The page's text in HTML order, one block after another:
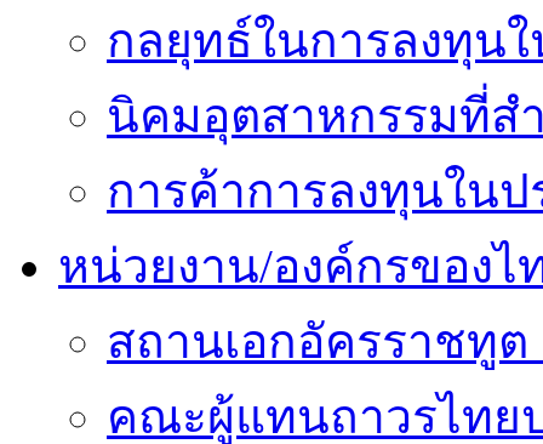
กลยุทธ์ในการลงทุน
นิคมอุตสาหกรรมที่ส
การค้าการลงทุนในป
หน่วยงาน/องค์กรของไ
สถานเอกอัครราชทู
คณะผู้แทนถาวรไทย